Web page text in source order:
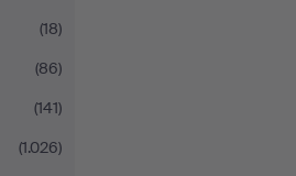
(18)
(86)
(141)
(1.026)